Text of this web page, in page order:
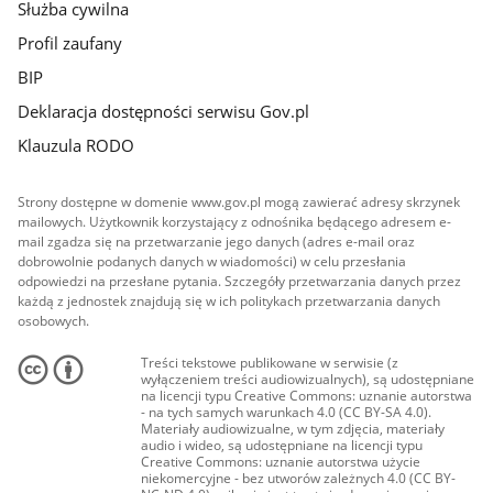
Służba cywilna
Profil zaufany
BIP
Deklaracja dostępności serwisu Gov.pl
Klauzula RODO
Strony dostępne w domenie www.gov.pl mogą zawierać adresy skrzynek
mailowych. Użytkownik korzystający z odnośnika będącego adresem e-
mail zgadza się na przetwarzanie jego danych (adres e-mail oraz
dobrowolnie podanych danych w wiadomości) w celu przesłania
odpowiedzi na przesłane pytania. Szczegóły przetwarzania danych przez
każdą z jednostek znajdują się w ich politykach przetwarzania danych
osobowych.
Treści tekstowe publikowane w serwisie (z
wyłączeniem treści audiowizualnych), są udostępniane
na licencji typu Creative Commons: uznanie autorstwa
- na tych samych warunkach 4.0 (CC BY-SA 4.0).
Materiały audiowizualne, w tym zdjęcia, materiały
audio i wideo, są udostępniane na licencji typu
Creative Commons: uznanie autorstwa użycie
niekomercyjne - bez utworów zależnych 4.0 (CC BY-